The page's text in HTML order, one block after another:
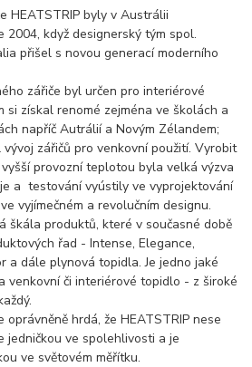
HEATSTRIP byly v Austrálii
2004, když designerský tým spol.
přišel s novou generací moderního
zářiče byl určen pro interiérové
si získal renomé zejména ve školách a
napříč Autrálií a Novým Zélandem;
zářičů pro venkovní použití. Vyrobit
provozní teplotou byla velká výzva
a testování vyústily ve vyprojektování
vyjímečném a revolučním designu.
škála produktů, které v současné době
řad - Intense, Elegance,
a dále plynová topidla. Je jedno jaké
venkovní či interiérové topidlo - z široké
oprávněně hrdá, že HEATSTRIP nese
jedničkou ve spolehlivosti a je
ve světovém měřítku.